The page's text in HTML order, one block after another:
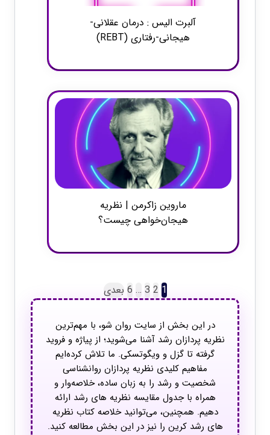
آلبرت الیس : درمان عقلانی-
هیجانی-رفتاری (REBT)
ماروین زاکرمن | نظریه
هیجان‌خواهی چیست؟
1
2
3
…
6 بعدی
در این بخش از سایت روان شو، با مهم‌ترین
نظریه‌ پردازان رشد آشنا می‌شوید؛ از پیاژه و فروید
گرفته تا گزل و ویگوتسکی. ما تلاش کرده‌ایم
مفاهیم کلیدی نظریه پردازان روانشناسی
شخصیت و رشد را به زبان ساده، خلاصه‌وار و
همراه با جدول مقایسه نظریه های رشد ارائه
دهیم. همچنین، می‌توانید خلاصه کتاب نظریه
های رشد کرین را نیز در این بخش مطالعه کنید.